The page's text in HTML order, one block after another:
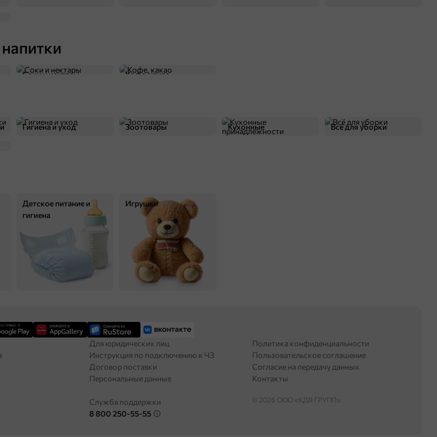
59,2 ₽Соки и нектары Кофе, какао
Гигиена и уход Зоотовары
Кухонные
принадлежности
Всё для уборки
Детское питание и
гигиена
Игрушки
Для юридических лиц
Инструкция по подключению к ЧЗ
Договор поставки
Персональные данные
Политика конфиденциальности
Пользовательское соглашение
Согласие на передачу данных
Контакты
Служба поддержки
8 800 250-55-55
© 2026 OOO «КДВ ГРУПП»